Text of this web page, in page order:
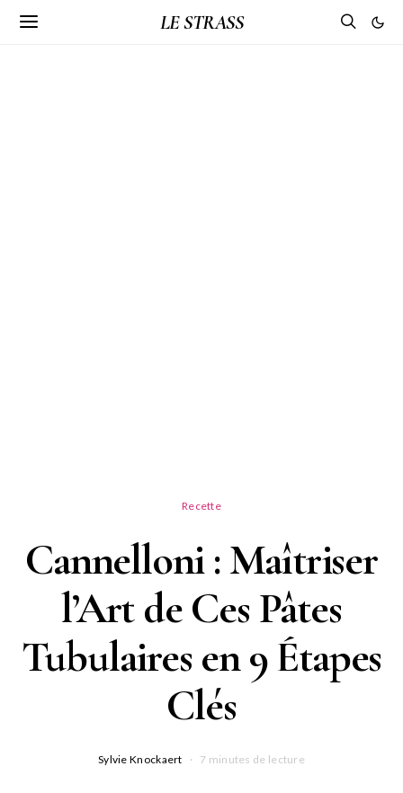
LE STRASS
Recette
Cannelloni : Maîtriser
l’Art de Ces Pâtes
Tubulaires en 9 Étapes
Clés
Sylvie Knockaert 7 minutes de lecture